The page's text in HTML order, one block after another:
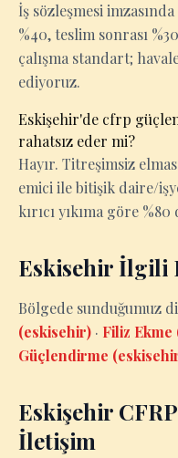
İş sözleşmesi
%40, teslim sonrası
çalışma standart;
ediyoruz.
Eskişehir'de cfrp
rahatsız eder mi?
Hayır. Titreşimsiz
emici ile bitişik daire/
kırıcı yıkıma göre %80
Eskisehir İlgili
Bölgede sunduğumuz
(eskisehir) · Filiz
Güçlendirme
Eskişehir
İletişim